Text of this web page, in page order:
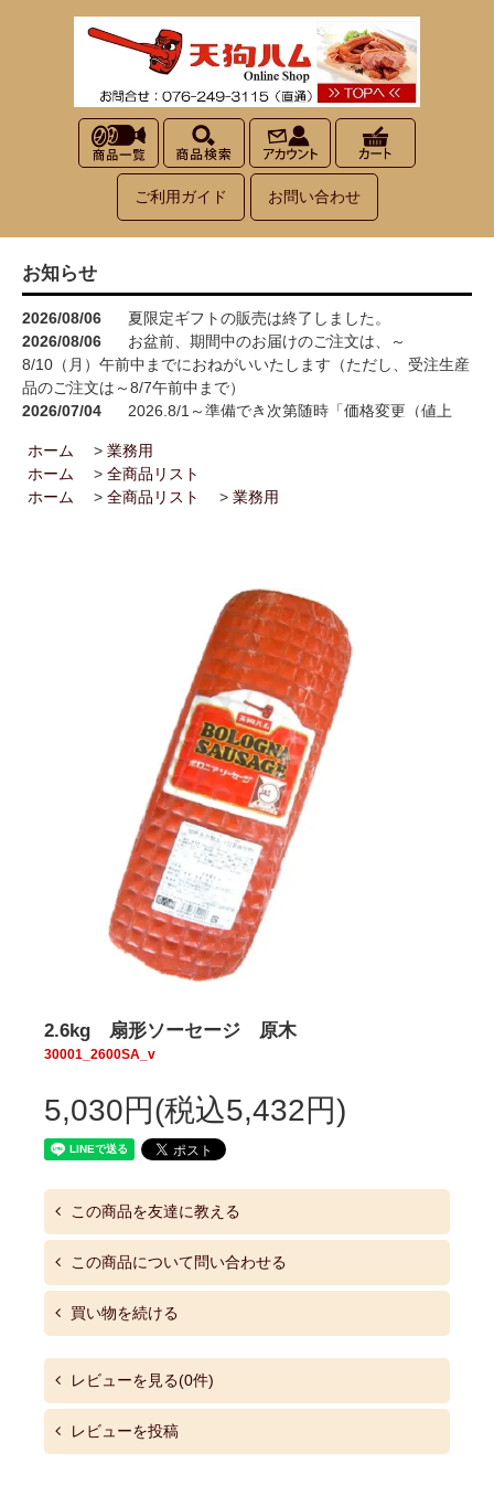
ご利用ガイド お問い合わせ
お知らせ
2026/08/06
夏限定ギフトの販売は終了しました。
2026/08/06
お盆前、期間中のお届けのご注文は、～
8/10（月）午前中までにおねがいいたします（ただし、受注生産
品のご注文は～8/7午前中まで）
2026/07/04
2026.8/1～準備でき次第随時「価格変更（値上
2026/05/15
お買い物が楽しくなる！100円お買い上げごとに1
ポイント進呈→3ポイント進呈に！！
2026/02/14
ハム屋（天狗ハム）の作るこだわり「ハムカツ」
お届け先1か所に付き10,800円（税込）以上ご購
入で送料無料(^^)/（ただし例外（冷凍商品を同梱された場合な
会員登録後のお買い物がお得に！！ポイントにつ
いても変更しました<(_ _)>
天狗ハムオンラインショップ会員様限定！
3％OFF商品を増やしました(^^)/
「お肉」のご注文は「お急ぎ便」「当日出荷」の
対象外です。詳しくは各ページの「商品説明」欄をご確認くださ
【ご注意】配送をお急ぎの方は、日付指定をせず
に、備考欄にその旨をご記入ください。品物が準備出来次第、発
送させていただきます。
「地域から元気に！！」天狗ハムでは【金沢市】
の「ふるさと納税返礼品」に提供しております。
ホーム > 業務用
ホーム
> 全商品リスト
ホーム
> 全商品リスト > 業務用
2.6kg 扇形ソーセージ 原木
30001_2600SA_v
5,030円(税込5,432円)
この商品を友達に教える
この商品について問い合わせる
買い物を続ける
レビューを見る(0件)
レビューを投稿